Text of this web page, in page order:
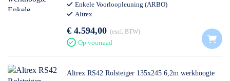
Enkele Voorloopleuning (ARBO)
Altrex
€ 4.594,00 excl. BTW
Op voorraad
Altrex RS42 Rolsteiger 135x245 6,2m werkhoogte